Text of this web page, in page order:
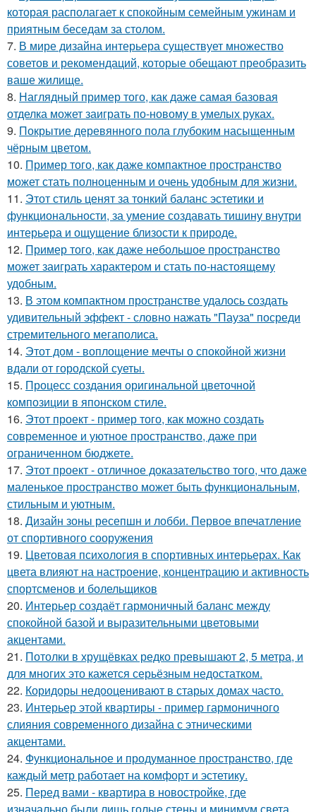
которая располагает к спокойным семейным ужинам и
приятным беседам за столом.
7. В мире дизайна интерьера существует множество
советов и рекомендаций, которые обещают преобразить
ваше жилище.
8. Наглядный пример того, как даже самая базовая
отделка может заиграть по-новому в умелых руках.
9. Покрытие деревянного пола глубоким насыщенным
чёрным цветом.
10. Пример того, как даже компактное пространство
может стать полноценным и очень удобным для жизни.
11. Этот стиль ценят за тонкий баланс эстетики и
функциональности, за умение создавать тишину внутри
интерьера и ощущение близости к природе.
12. Пример того, как даже небольшое пространство
может заиграть характером и стать по-настоящему
удобным.
13. В этом компактном пространстве удалось создать
удивительный эффект - словно нажать "Пауза" посреди
стремительного мегаполиса.
14. Этот дом - воплощение мечты о спокойной жизни
вдали от городской суеты.
15. Процесс создания оригинальной цветочной
композиции в японском стиле.
16. Этот проект - пример того, как можно создать
современное и уютное пространство, даже при
ограниченном бюджете.
17. Этот проект - отличное доказательство того, что даже
маленькое пространство может быть функциональным,
стильным и уютным.
18. Дизайн зоны ресепшн и лобби. Первое впечатление
от спортивного сооружения
19. Цветовая психология в спортивных интерьерах. Как
цвета влияют на настроение, концентрацию и активность
спортсменов и болельщиков
20. Интерьер создаёт гармоничный баланс между
спокойной базой и выразительными цветовыми
акцентами.
21. Потолки в хрущёвках редко превышают 2, 5 метра, и
для многих это кажется серьёзным недостатком.
22. Коридоры недооценивают в старых домах часто.
23. Интерьер этой квартиры - пример гармоничного
слияния современного дизайна с этническими
акцентами.
24. Функциональное и продуманное пространство, где
каждый метр работает на комфорт и эстетику.
25. Перед вами - квартира в новостройке, где
изначально были лишь голые стены и минимум света.